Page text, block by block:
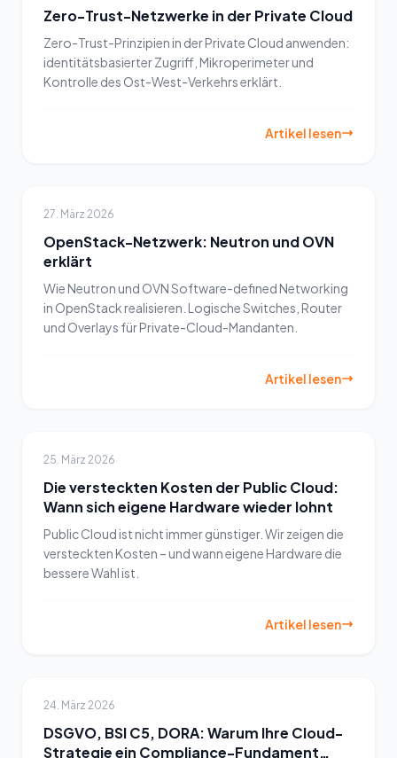
Zero-Trust-Netzwerke in der Private Cloud
Zero-Trust-Prinzipien in der Private Cloud anwenden:
identitätsbasierter Zugriff, Mikroperimeter und
Kontrolle des Ost-West-Verkehrs erklärt.
Artikel lesen
27. März 2026
OpenStack-Netzwerk: Neutron und OVN
erklärt
Wie Neutron und OVN Software-defined Networking
in OpenStack realisieren. Logische Switches, Router
und Overlays für Private-Cloud-Mandanten.
Artikel lesen
25. März 2026
Die versteckten Kosten der Public Cloud:
Wann sich eigene Hardware wieder lohnt
Public Cloud ist nicht immer günstiger. Wir zeigen die
versteckten Kosten – und wann eigene Hardware die
bessere Wahl ist.
Artikel lesen
24. März 2026
DSGVO, BSI C5, DORA: Warum Ihre Cloud-
Strategie ein Compliance-Fundament